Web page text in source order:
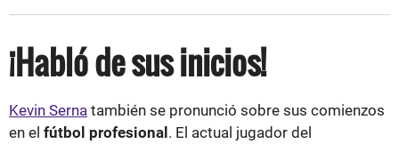
¡Habló de sus inicios!
Kevin Serna también se pronunció sobre sus comienzos
en el fútbol profesional. El actual jugador del